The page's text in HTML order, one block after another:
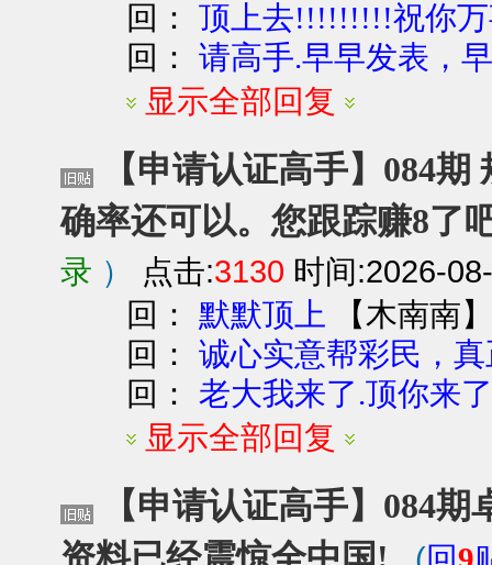
回：顶上去!!!!!!!!!祝你
回：请高手.早早发表，
显示全部回复
【申请认证高手】084
确率还可以。您跟踪赚8了
录 ） 点击:3130 时间:2026-
回：默默顶上 【木南南
回：诚心实意帮彩民，
回：老大我来了.顶你来
显示全部回复
【申请认证高手】084